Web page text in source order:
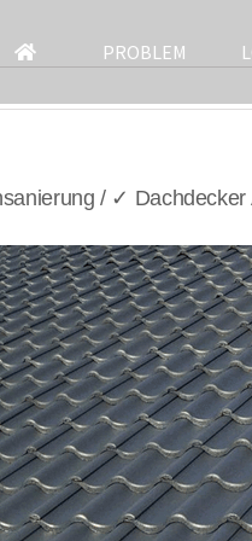
for:
PROBLEM
/ ✓ Dachdecker